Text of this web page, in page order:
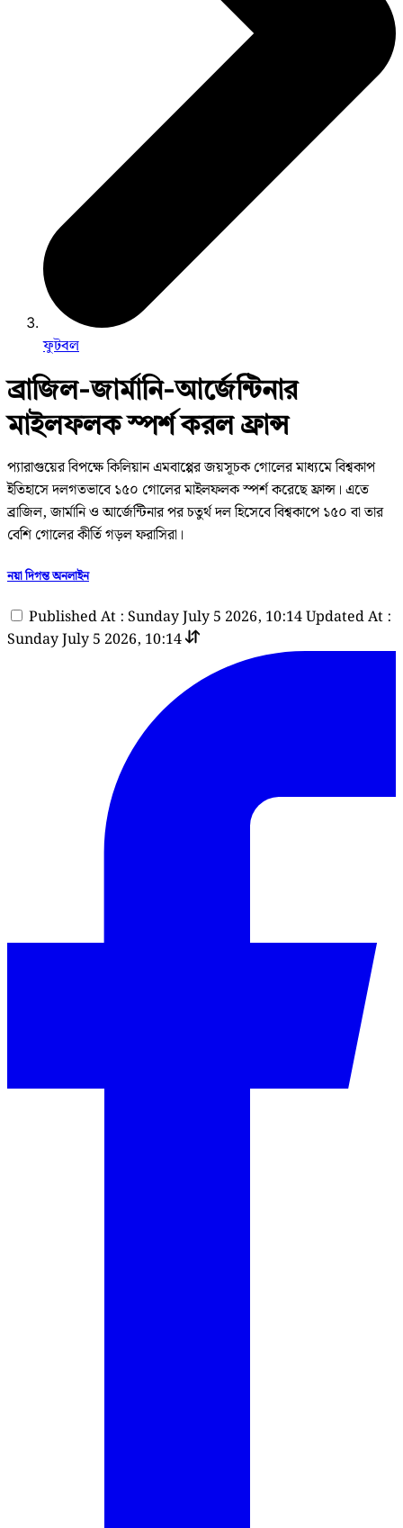
ফুটবল
ব্রাজিল-জার্মানি-আর্জেন্টিনার
মাইলফলক স্পর্শ করল ফ্রান্স
প্যারাগুয়ের বিপক্ষে কিলিয়ান এমবাপ্পের জয়সূচক গোলের মাধ্যমে বিশ্বকাপ
ইতিহাসে দলগতভাবে ১৫০ গোলের মাইলফলক স্পর্শ করেছে ফ্রান্স। এতে
ব্রাজিল, জার্মানি ও আর্জেন্টিনার পর চতুর্থ দল হিসেবে বিশ্বকাপে ১৫০ বা তার
বেশি গোলের কীর্তি গড়ল ফরাসিরা।
নয়া দিগন্ত অনলাইন
Published At : Sunday July 5 2026, 10:14Updated At :
Sunday July 5 2026, 10:14